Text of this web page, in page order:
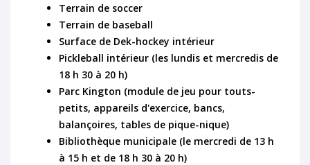
Terrain de soccer
Terrain de baseball
Surface de Dek-hockey intérieur
Pickleball intérieur (les lundis et mercredis de
18 h 30 à 20 h)
Parc Kington (module de jeu pour touts-
petits, appareils d'exercice, bancs,
balançoires, tables de pique-nique)
Bibliothèque municipale (le mercredi de 13 h
à 15 h et de 18 h 30 à 20 h)